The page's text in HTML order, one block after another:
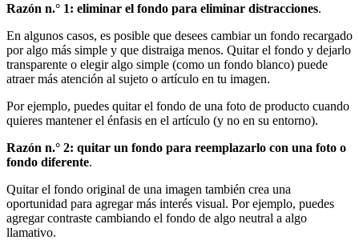
Razón n.° 1: eliminar el fondo para eliminar distracciones.
En algunos casos, es posible que desees cambiar un fondo recargado
por algo más simple y que distraiga menos. Quitar el fondo y dejarlo
transparente o elegir algo simple (como un fondo blanco) puede
atraer más atención al sujeto o artículo en tu imagen.
Por ejemplo, puedes quitar el fondo de una foto de producto cuando
quieres mantener el énfasis en el artículo (y no en su entorno).
Razón n.° 2: quitar un fondo para reemplazarlo con una foto o
fondo diferente.
Quitar el fondo original de una imagen también crea una
oportunidad para agregar más interés visual. Por ejemplo, puedes
agregar contraste cambiando el fondo de algo neutral a algo
llamativo.